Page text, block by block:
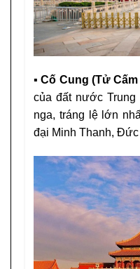
▪ Cố Cung (Tử
của đất nước
nga, tráng lệ lớn
đại Minh Thanh, Đức